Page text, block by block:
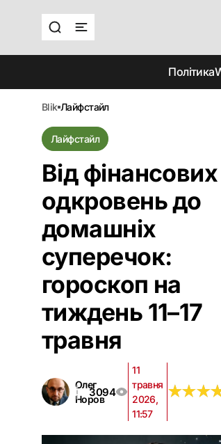
Політика
blik лайфстайл
Лайфстайл
Від фінансових
одкровень до
домашніх
суперечок:
гороскоп на
тиждень 11–17
травня
Олег
Норов
3094
11
травня
2026,
11:57
★★★
★★★